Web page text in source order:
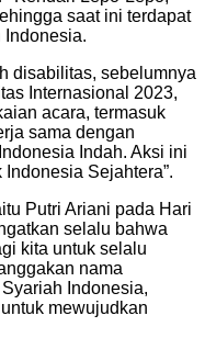
saat ini terdapat
Indonesia.
disabilitas, sebelumnya
Internasional 2023,
acara, termasuk
sama dengan
Indah. Aksi ini
Sejahtera”.
Putri Ariani pada Hari
selalu bahwa
kita untuk selalu
nama
Indonesia,
mewujudkan